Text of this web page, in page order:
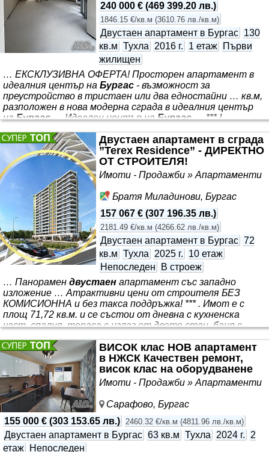
240 000 € (469 399.20 лв.)
1846.15 €/кв.м (3610.76 лв./кв.м)
Двустаен апартамент в Бургас 130
кв.м Тухла 2016 г. 1 етаж
Първи
жилищен
… ЕКСКЛУЗИВНА ОФЕРТА! Просторен апартамент в
идеалния център на Бургас - възможност за
преустройство в тристаен или два едностайни … кв.м,
разположен в нова модерна сграда в идеалния център
наБургас… Идеален център наБургас… *** !
площ от 130 *** . Имотът се предлага единствено от
нашата агенция и представлява отлична възможност
както за собствено ползване, така и за инвестиция.
Апартаментът е на тапа, което позволява на
бъдещите собственици да реализират интериорен
проект изцяло по свой вкус и предпочитания.
Благодарение на голямата площ и функционалното
Двустаен апартамент в сграда
”Terex Residence” - ДИРЕКТНО
ОТ СТРОИТЕЛЯ!
Имоти - Продажби » Апартаменти
Братя Миладинови, Бургас
157 067 € (307 196.35 лв.)
2181.49 €/кв.м (4266.62 лв./кв.м)
Двустаен апартамент в Бургас 72
кв.м Тухла 2025 г.
10 етаж
Непоследен
В строеж
… Панорамен двустаен апартамент със западно
изложение … Атрактивни цени от строителя БЕЗ
КОМИСИОННА и без такса поддръжка! *** . Имот е с
площ 71,72 кв.м. и се състои от дневна с кухненска
част, спалня, тераса с излаз от двете стаи, баня с
възможност за закупуване на паркомясто или гараж! За
удобството на живущите в сградата на партерно ниво
ще има хранителен магазин, аптека и магазин за
промишлени стоки. Гъвкави финансови условия и
съдействие при ипотечно кредитиране, за вашия нов
дом или сигурна инвестиция! Представяме Ви комплекс
“TEREX RESIDENCE
ВИСОК клас НОВ апартамент
в НЖСК Качествен ремонт,
висок клас на оборудванене
Имоти - Продажби » Апартаменти
Сарафово, Бургас
155 000 € (303 153.65 лв.) 2460.32 €/кв.м (4811.96 лв./кв.м)
Двустаен апартамент в Бургас 63 кв.м Тухла 2024 г.
2
етаж
Непоследен